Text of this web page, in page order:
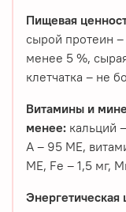
Пищевая
сырой протеин
менее 5 %,
клетчатка – не
Витамины и
менее: кальций
А – 95 МЕ,
МЕ, Fe – 1,5 мг,
Энергетическая